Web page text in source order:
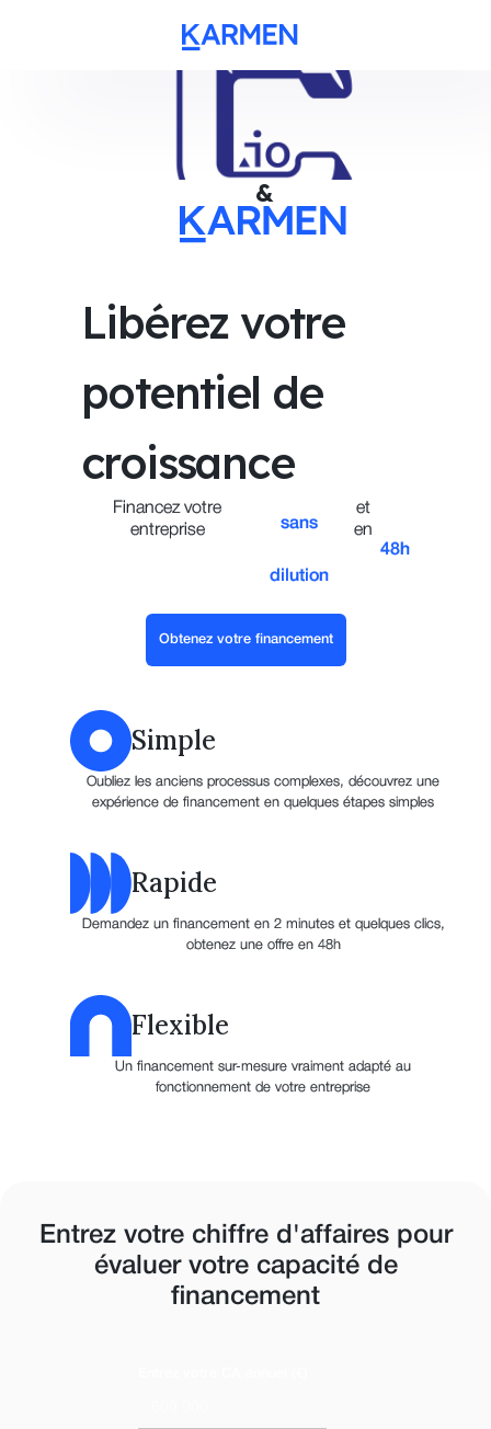
&
Libérez votre
potentiel de
croissance
Financez votre
entreprise
sans
dilution
et
en
48h
Obtenez votre financement
Simple
Oubliez les anciens processus complexes, découvrez une
expérience de financement en quelques étapes simples
Rapide
Demandez un financement en 2 minutes et quelques clics,
obtenez une offre en 48h
Flexible
Un financement sur-mesure vraiment adapté au
fonctionnement de votre entreprise
Entrez votre chiffre d'affaires pour
évaluer votre capacité de
financement